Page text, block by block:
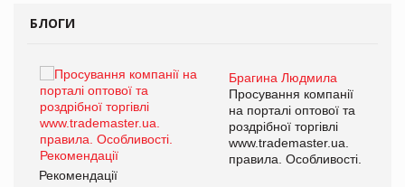
БЛОГИ
Брагина Людмила
Просування компанії
на порталі оптової та
роздрібної торгівлі
www.trademaster.ua.
правила. Особливості.
Рекомендації